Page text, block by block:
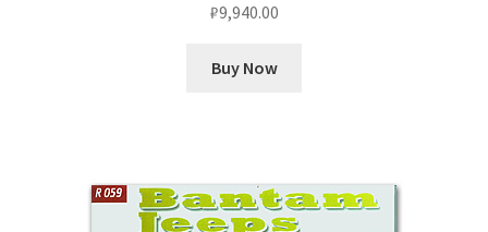
₽9,940.00
Buy Now